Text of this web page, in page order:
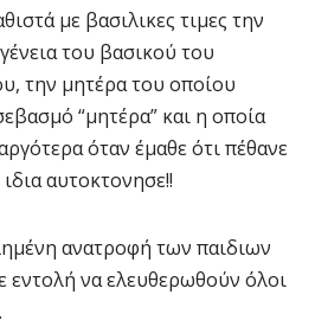
με βασιλικες τιμες την
του βασικού του
την μητέρα του οποίου
“μητέρα” και η οποία
όταν έμαθε ότι πέθανε
αυτοκτονησε!!
ανατροφή των παιδιων
εντολή να ελευθερωθούν όλοι